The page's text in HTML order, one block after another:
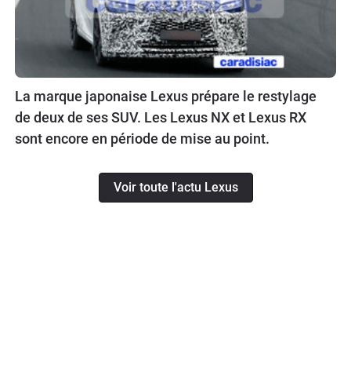
La marque japonaise Lexus prépare le restylage
de deux de ses SUV. Les Lexus NX et Lexus RX
sont encore en période de mise au point.
Voir toute l'actu Lexus